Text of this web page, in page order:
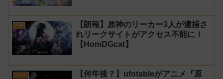
原神
【朗報】原神のリーカー3人が逮捕さ
れリークサイトがアクセス不能に！
【HomDGcat】
アニメ
【何年後？】ufotableがアニメ『原